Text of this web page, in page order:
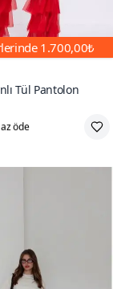
1.700,00₺
Tül Pantolon
öde